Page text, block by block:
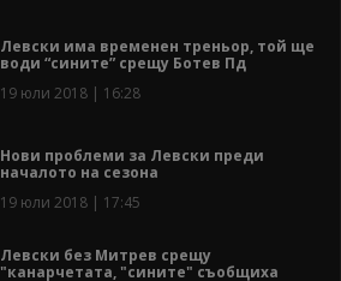
Левски има временен треньор, той ще
води “сините” срещу Ботев Пд
19 юли 2018 | 16:28
Нови проблеми за Левски преди
началото на сезона
19 юли 2018 | 17:45
Левски без Митрев срещу
"канарчетата, "сините" съобщиха